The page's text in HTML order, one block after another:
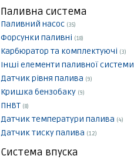
Паливна система
Паливний насос (35)
Форсунки паливні (18)
Карбюратор та комплектуючі (3)
Інші елементи паливної системи
Датчик рівня палива (9)
Кришка бензобаку (9)
ПНВТ (8)
Датчик температури палива (4)
Датчик тиску палива (12)
Система впуска